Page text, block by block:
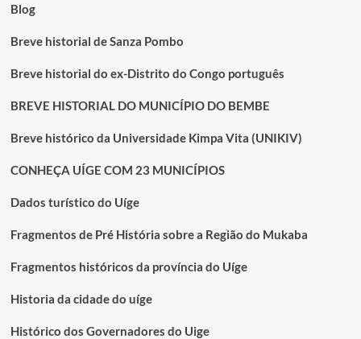
Blog
Breve historial de Sanza Pombo
Breve historial do ex-Distrito do Congo português
BREVE HISTORIAL DO MUNICÍPIO DO BEMBE
Breve histórico da Universidade Kimpa Vita (UNIKIV)
CONHEÇA UÍGE COM 23 MUNICÍPIOS
Dados turístico do Uíge
Fragmentos de Pré História sobre a Região do Mukaba
Fragmentos históricos da província do Uíge
Historia da cidade do uíge
Histórico dos Governadores do Uige